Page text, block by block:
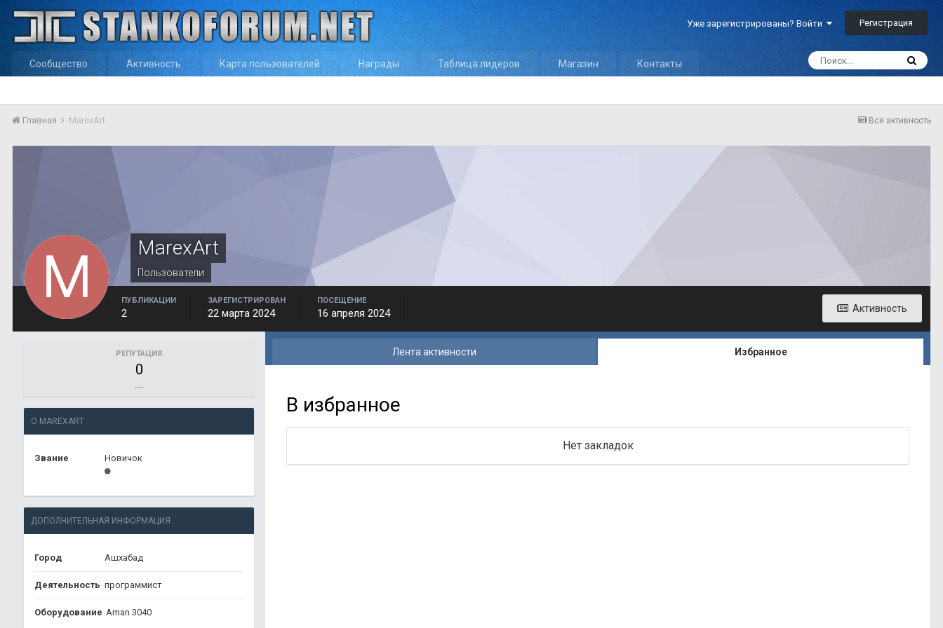
Уже зарегистрированы? Войти Регистрация
Сообщество Активность Карта пользователей Награды Таблица лидеров Магазин Контакты
Вся активность
Главная MarexArt
MarexArt
Пользователи
Активность
ПУБЛИКАЦИИ
2
ЗАРЕГИСТРИРОВАН
22 марта 2024
ПОСЕЩЕНИЕ
16 апреля 2024
РЕПУТАЦИЯ
0
....
О MAREXART
Звание Новичок
ДОПОЛНИТЕЛЬНАЯ ИНФОРМАЦИЯ
Город Ашхабад
Деятельность программист
Оборудование Aman 3040
Лента активности Избранное
В избранное
Нет закладок